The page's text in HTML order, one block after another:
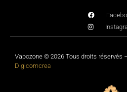
Vapozone © 2026 Tous droits réservés
Digicomcrea